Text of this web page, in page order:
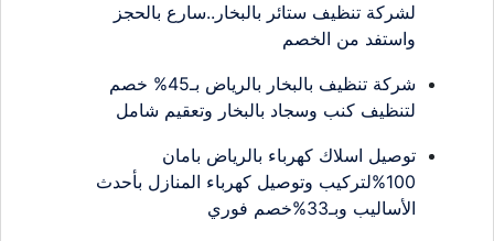
لشركة تنظيف ستائر بالبخار..سارع بالحجز
واستفد من الخصم
شركة تنظيف بالبخار بالرياض بـ45% خصم
لتنظيف كنب وسجاد بالبخار وتعقيم شامل
توصيل اسلاك كهرباء بالرياض بامان
100%لتركيب وتوصيل كهرباء المنازل بأحدث
الأساليب وبـ33%خصم فوري